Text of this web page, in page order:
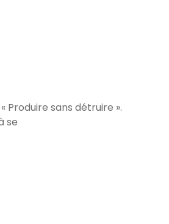
Produire sans détruire ».
se